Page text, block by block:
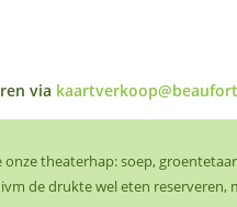
via
theaterhap: soep,
de drukte wel eten reserveren,